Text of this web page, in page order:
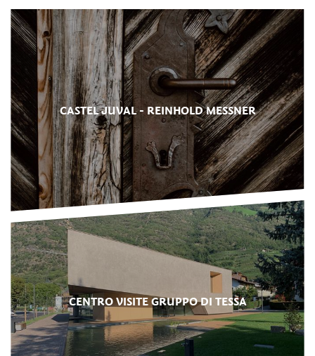
CASTEL JUVAL - REINHOLD MESSNER
CENTRO VISITE GRUPPO DI TESSA